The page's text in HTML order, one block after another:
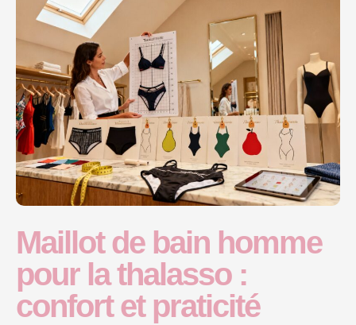
Maillot de bain homme
pour la thalasso :
confort et praticité